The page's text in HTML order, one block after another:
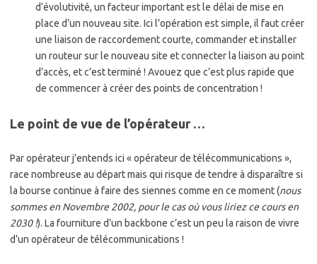
d’évolutivité, un facteur important est le délai de mise en
place d’un nouveau site. Ici l’opération est simple, il faut créer
une liaison de raccordement courte, commander et installer
un routeur sur le nouveau site et connecter la liaison au point
d’accès, et c’est terminé ! Avouez que c’est plus rapide que
de commencer à créer des points de concentration !
Le point de vue de l’opérateur …
Par opérateur j’entends ici « opérateur de télécommunications »,
race nombreuse au départ mais qui risque de tendre à disparaître si
la bourse continue à faire des siennes comme en ce moment (nous
sommes en Novembre 2002, pour le cas où vous liriez ce cours en
2030 !). La fourniture d’un backbone c’est un peu la raison de vivre
d’un opérateur de télécommunications !